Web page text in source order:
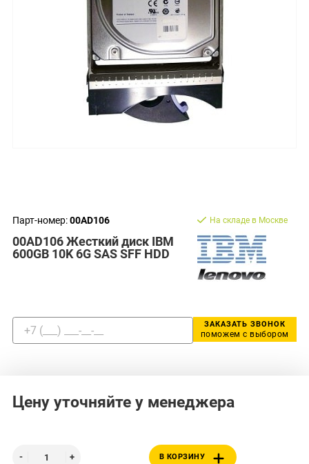
Парт-номер:00AD106
00AD106 Жесткий диск IBM
600GB 10K 6G SAS SFF HDD
На складе в Москве
ЗАКАЗАТЬ ЗВОНОК
поможем с выбором
Цену уточняйте у менеджера
В КОРЗИНУ